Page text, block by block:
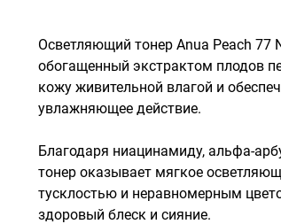
Осветляющий тонер Anua Peach 77
обогащенный экстрактом плодов
кожу живительной влагой и
увлажняющее действие.
Благодаря ниацинамиду, альфа-
тонер оказывает мягкое
тусклостью и неравномерным
здоровый блеск и сияние.